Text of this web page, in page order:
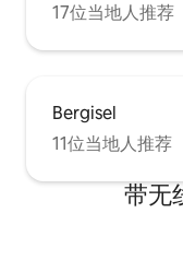
17位当地人推荐
Bergisel
11位当地人推荐
带无